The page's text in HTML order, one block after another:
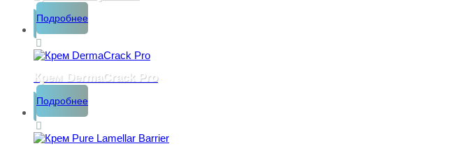
Подробнее
Крем DermaСrack Pro
Подробнее